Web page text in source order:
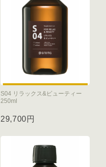
S04 リラックス&ビューティー
250ml
29,700円